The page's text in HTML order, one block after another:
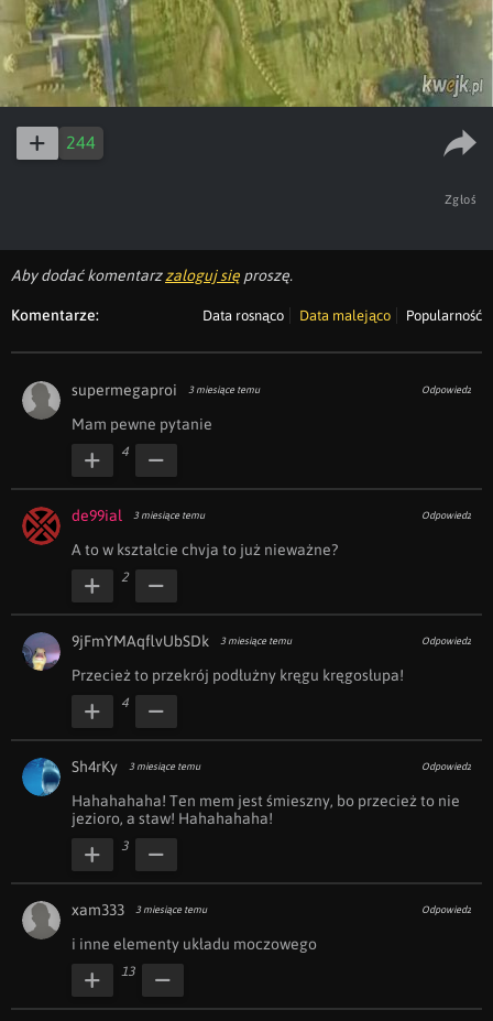
244
Zgłoś
Aby dodać komentarzzaloguj się proszę.
Komentarze: Data rosnąco Data malejąco Popularność
supermegaproi 3 miesiące temu Odpowiedz
Mam pewne pytanie
4
de99ial 3 miesiące temu Odpowiedz
A to w kształcie chvja to już nieważne?
2
9jFmYMAqflvUbSDk 3 miesiące temu Odpowiedz
Przecież to przekrój podłużny kręgu kręgosłupa!
4
Sh4rKy 3 miesiące temu Odpowiedz
Hahahahaha! Ten mem jest śmieszny, bo przecież to nie
jezioro, a staw! Hahahahaha!
3
xam333 3 miesiące temu Odpowiedz
i inne elementy układu moczowego
13